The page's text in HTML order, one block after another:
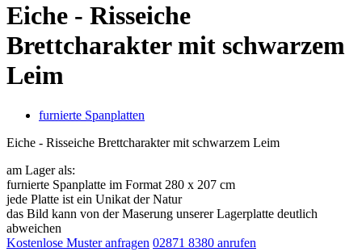
Eiche - Risseiche
Brettcharakter mit schwarzem
Leim
furnierte Spanplatten
Eiche - Risseiche Brettcharakter mit schwarzem Leim
am Lager als:
furnierte Spanplatte im Format 280 x 207 cm
jede Platte ist ein Unikat der Natur
das Bild kann von der Maserung unserer Lagerplatte deutlich
abweichen
Kostenlose Muster anfragen 02871 8380 anrufen